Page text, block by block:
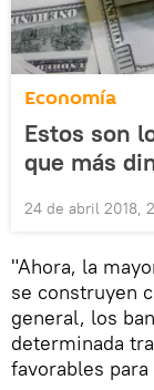
Economía
Estos son
que más
24 de abril 2018,
"Ahora, la
se construyen
general, los
determinada
favorables